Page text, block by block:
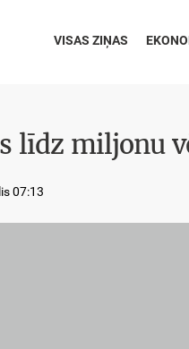
VISAS ZIŅAS
līdz miljonu
07:13